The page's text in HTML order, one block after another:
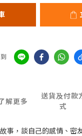
解更多
送貨及付款
式
事，談自己的感情、密